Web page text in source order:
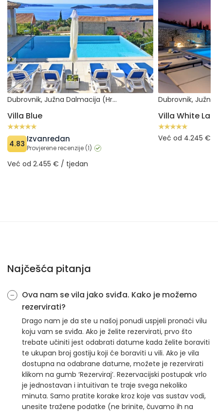
Dubrovnik, Južna Dalmacija (Hrvatska)
Villa Blue
4.83 Izvanredan
Provjerene recenzije (1)
Već od 2.455 € / tjedan
Villa White
Već od 4.245 €
Najčešća pitanja
Ova nam se vila jako sviđa. Kako je možemo
rezervirati?
Drago nam je da ste u našoj ponudi uspjeli pronaći vilu
koju vam se sviđa. Ako je želite rezervirati, prvo što
trebate učiniti jest odabrati datume kada želite boraviti
te ukupan broj gostiju koji će boraviti u vili. Ako je vila
dostupna na odabrane datume, možete je rezervirati
klikom na gumb ‘Rezerviraj’. Rezervacijski postupak vrlo
je jednostavan i intuitivan te traje svega nekoliko
minuta. Samo pratite korake kroz koje vas sustav vodi,
unesite tražene podatke (ne brinite, čuvamo ih na